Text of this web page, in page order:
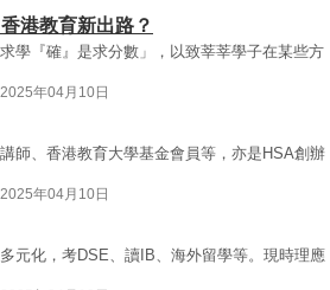
港教育新出路？
學『確』是求分數」，以致莘莘學子在某些方
2025年04月10日
師、香港教育大學基金會員等，亦是HSA創辦
2025年04月10日
元化，考DSE、讀IB、海外留學等。現時理應